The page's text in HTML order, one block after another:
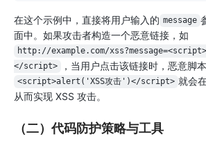
在这个示例中，直接将用户输入的 message
面中。如果攻击者构造一个恶意链接，如
http://example.com/
</script>
，当用户点击该链接时，恶意脚本
<script>alert('XSS攻击')</script> 就会
从而实现 XSS 攻击。
（二）代码防护策略与工具